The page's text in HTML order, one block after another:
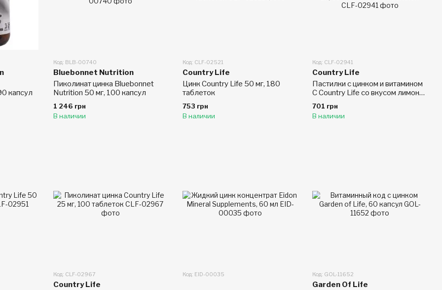
капсул
Код: BLB-00740
Bluebonnet Nutrition
Пиколинат цинка Bluebonnet
Nutrition 50 мг, 100 капсул
1 246 грн
В наличии
Код: CLF-02521
Country Life
Цинк Country Life 50 мг, 180
таблеток
753 грн
В наличии
Код: CLF-02941
Country Life
Пастилки с цинком и витамином
С Country Life со вкусом лимона,
120 пастилок
701 грн
В наличии
Код: CLF-02967
Country Life
Код: EID-00035 Код: GOL-11652
Garden Of Life